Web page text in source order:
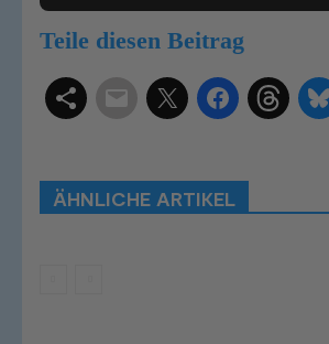
Teile diesen Beitrag
ÄHNLICHE ARTIKEL